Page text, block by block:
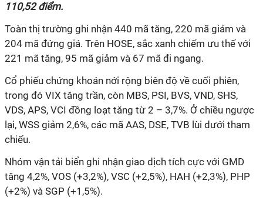
110,52 điểm.
Toàn thị trường ghi nhận 440 mã tăng, 220 mã giảm và
204 mã đứng giá. Trên HOSE, sắc xanh chiếm ưu thế với
221 mã tăng, 95 mã giảm và 67 mã đi ngang.
Cổ phiếu chứng khoán nới rộng biên độ về cuối phiên,
trong đó VIX tăng trần, còn MBS, PSI, BVS, VND, SHS,
VDS, APS, VCI đồng loạt tăng từ 2 – 3,7%. Ở chiều ngược
lại, WSS giảm 2,6%, các mã AAS, DSE, TVB lùi dưới tham
chiếu.
Nhóm vận tải biển ghi nhận giao dịch tích cực với GMD
tăng 4,2%, VOS (+3,2%), VSC (+2,5%), HAH (+2,3%), PHP
(+2%) và SGP (+1,5%).